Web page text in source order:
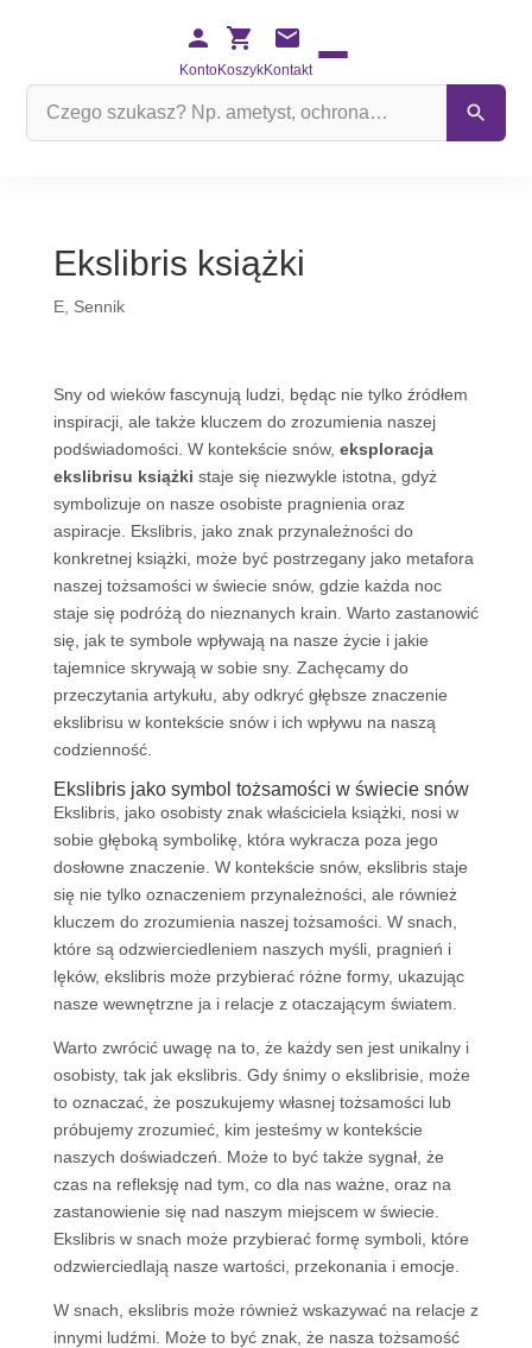
KontoKoszykKontakt
Ekslibris książki
E, Sennik
Sny od wieków fascynują ludzi, będąc nie tylko źródłem
inspiracji, ale także kluczem do zrozumienia naszej
podświadomości. W kontekście snów, eksploracja
ekslibrisu książki staje się niezwykle istotna, gdyż
symbolizuje on nasze osobiste pragnienia oraz
aspiracje. Ekslibris, jako znak przynależności do
konkretnej książki, może być postrzegany jako metafora
naszej tożsamości w świecie snów, gdzie każda noc
staje się podróżą do nieznanych krain. Warto zastanowić
się, jak te symbole wpływają na nasze życie i jakie
tajemnice skrywają w sobie sny. Zachęcamy do
przeczytania artykułu, aby odkryć głębsze znaczenie
ekslibrisu w kontekście snów i ich wpływu na naszą
codzienność.
Ekslibris jako symbol tożsamości w świecie snów
Ekslibris, jako osobisty znak właściciela książki, nosi w
sobie głęboką symbolikę, która wykracza poza jego
dosłowne znaczenie. W kontekście snów, ekslibris staje
się nie tylko oznaczeniem przynależności, ale również
kluczem do zrozumienia naszej tożsamości. W snach,
które są odzwierciedleniem naszych myśli, pragnień i
lęków, ekslibris może przybierać różne formy, ukazując
nasze wewnętrzne ja i relacje z otaczającym światem.
Warto zwrócić uwagę na to, że każdy sen jest unikalny i
osobisty, tak jak ekslibris. Gdy śnimy o ekslibrisie, może
to oznaczać, że poszukujemy własnej tożsamości lub
próbujemy zrozumieć, kim jesteśmy w kontekście
naszych doświadczeń. Może to być także sygnał, że
czas na refleksję nad tym, co dla nas ważne, oraz na
zastanowienie się nad naszym miejscem w świecie.
Ekslibris w snach może przybierać formę symboli, które
odzwierciedlają nasze wartości, przekonania i emocje.
W snach, ekslibris może również wskazywać na relacje z
innymi ludźmi. Może to być znak, że nasza tożsamość